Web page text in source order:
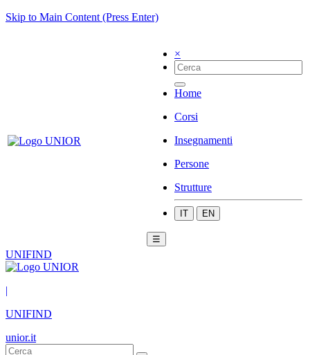
Skip to Main Content (Press Enter)
×
Home
Corsi
Insegnamenti
Persone
Strutture
IT EN
☰
UNIFIND
|
UNIFIND
unior.it